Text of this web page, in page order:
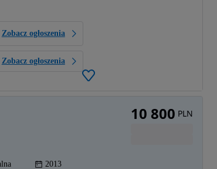
Zobacz ogłoszenia
Zobacz ogłoszenia
2013
10 800 PLN